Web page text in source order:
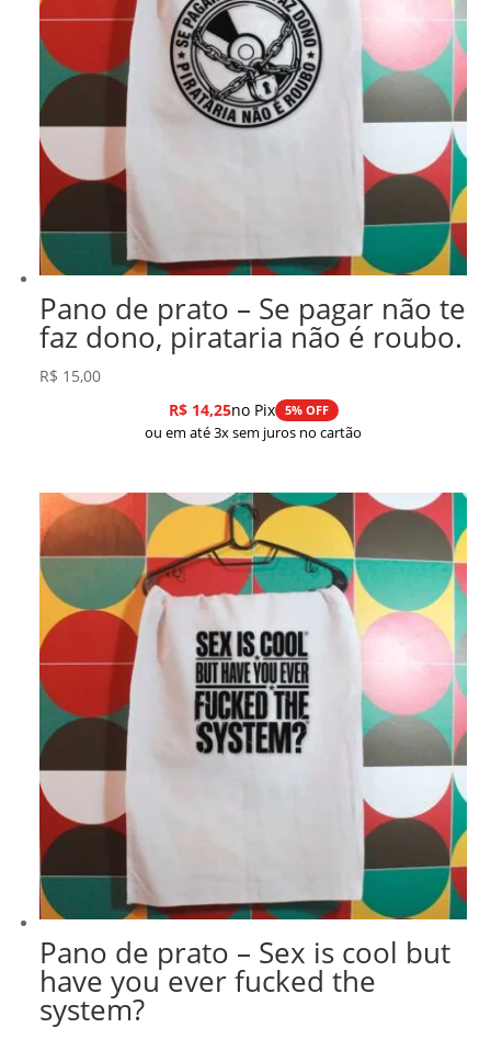
Pano de prato – Se pagar não te
faz dono, pirataria não é roubo.
R$ 15,00
R$14,25no Pix 5% OFF
ou em até 3x sem juros no cartão
Pano de prato – Sex is cool but
have you ever fucked the
system?